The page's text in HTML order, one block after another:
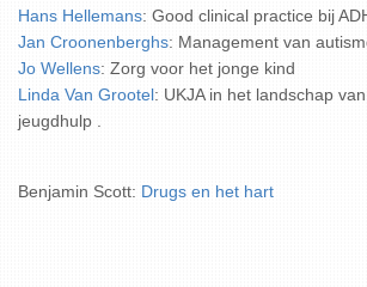
Hans Hellemans: Good clinical practice bij
Jan Croonenberghs: Management van
Jo Wellens: Zorg voor het jonge kind
Linda Van Grootel: UKJA in het landschap
jeugdhulp
Benjamin Scott: Drugs en het hart